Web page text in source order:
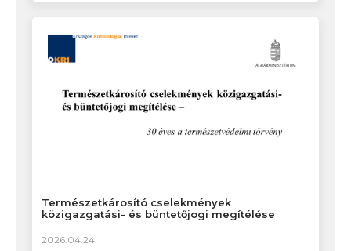
Természetkárosító cselekmények
közigazgatási- és büntetőjogi megítélése
2026.04.24.